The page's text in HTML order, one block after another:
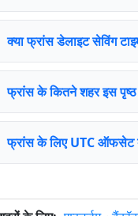
क्या फ्रांस डेलाइट सेविंग
फ्रांस के कितने शहर इस पृष्ठ
फ्रांस के लिए UTC ऑफसेट